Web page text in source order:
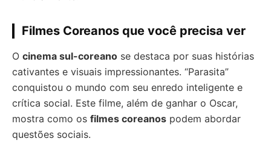
Filmes Coreanos que você precisa ver
O cinema sul-coreano se destaca por suas histórias
cativantes e visuais impressionantes. “Parasita”
conquistou o mundo com seu enredo inteligente e
crítica social. Este filme, além de ganhar o Oscar,
mostra como os filmes coreanos podem abordar
questões sociais.